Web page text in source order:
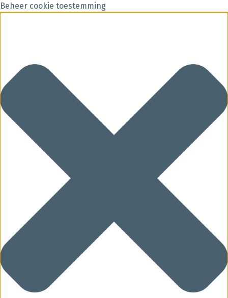
Beheer cookie toestemming